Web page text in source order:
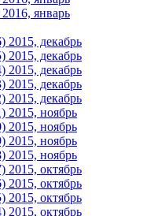
январь
2015, декабрь
2015, декабрь
2015, декабрь
2015, декабрь
2015, декабрь
2015, ноябрь
2015, ноябрь
2015, ноябрь
2015, ноябрь
2015, октябрь
2015, октябрь
2015, октябрь
2015, октябрь